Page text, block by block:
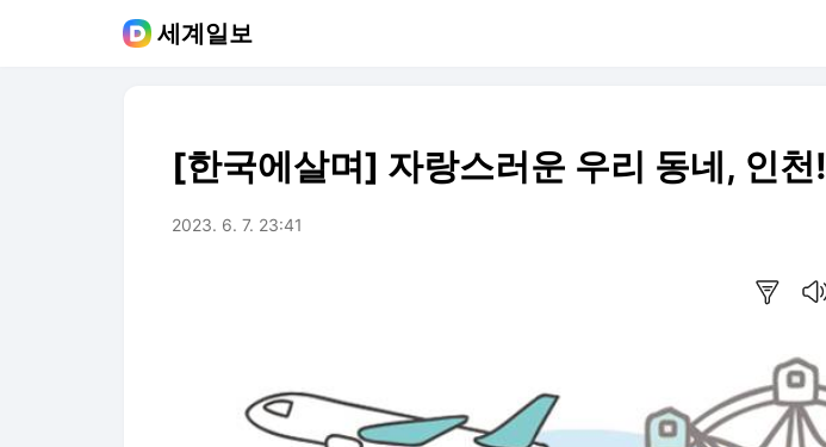
세계일보
[한국에살며] 자랑스러운 우리 동네, 인천!
2023. 6. 7. 23:41